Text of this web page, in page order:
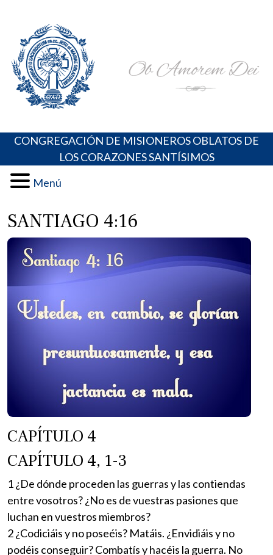
content
Portal de los Padres Oblatos. Advocaciones Marianas,
Oraciones, Música religiosa y más
CONGREGACIÓN DE MISIONEROS OBLATOS DE
LOS CORAZONES SANTÍSIMOS
Menú
SANTIAGO 4:16
CAPÍTULO 4
CAPÍTULO 4, 1-3
1 ¿De dónde proceden las guerras y las contiendas
entre vosotros? ¿No es de vuestras pasiones que
luchan en vuestros miembros?
2 ¿Codiciáis y no poseéis? Matáis. ¿Envidiáis y no
podéis conseguir? Combatís y hacéis la guerra. No